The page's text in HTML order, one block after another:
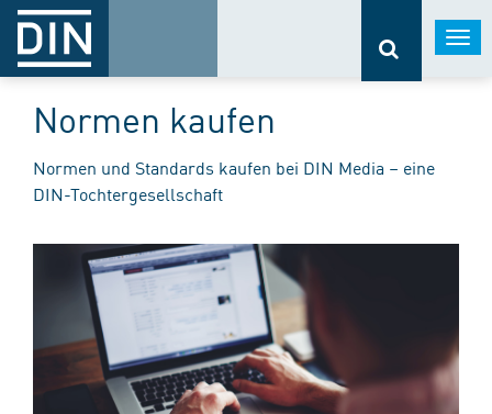
Normen kaufen
Normen und Standards kaufen bei DIN Media – eine
DIN-Tochtergesellschaft